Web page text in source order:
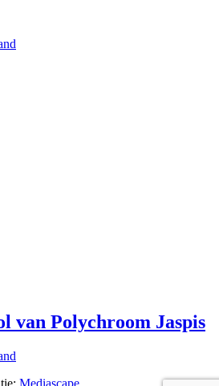
van Polychroom Jaspis
Mediascape